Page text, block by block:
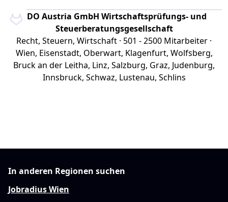
BDO Austria GmbH Wirtschaftsprüfungs- und
Steuerberatungsgesellschaft
Recht, Steuern, Wirtschaft · 501 - 2500 Mitarbeiter ·
Wien, Eisenstadt, Oberwart, Klagenfurt, Wolfsberg,
Bruck an der Leitha, Linz, Salzburg, Graz, Judenburg,
Innsbruck, Schwaz, Lustenau, Schlins
In anderen Regionen suchen
Jobradius Wien